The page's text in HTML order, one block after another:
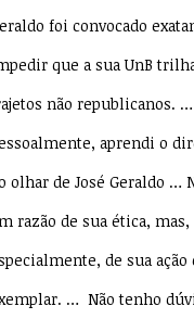
foi convocado
que a sua UnB
não republicanos. …
aprendi o
olhar de José Geraldo …
razão de sua ética, mas,
de sua ação
… Não tenho